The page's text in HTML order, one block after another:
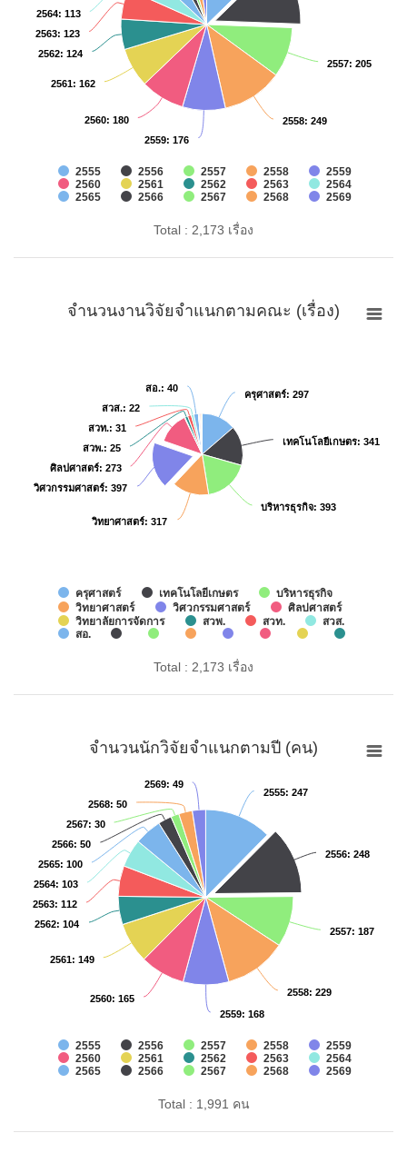
2557: 205
2557: 205
2558: 249
2558: 249
2559: 176
2559: 176
2560: 180
2560: 180
2561: 162
2561: 162
2562: 124
2562: 124
2563: 123
2563: 123
2564: 113
2564: 113
2555 2556 2557 2558
2559
2560
2561 2562 2563
2564
2565
2566 2567 2568 2569
Total : 2,173 เรื่อง
จำนวนงานวิจัยจำแนกตามคณะ (เรื่อง)
ครุศาสตร์: 297
ครุศาสตร์: 297
เทคโนโลยีเกษตร: 341
เทคโนโลยีเกษตร: 341
บริหารธุรกิจ: 393
บริหารธุรกิจ: 393
วิทยาศาสตร์: 317
วิทยาศาสตร์: 317
วิศวกรรมศาสตร์: 397
วิศวกรรมศาสตร์: 397
ศิลปศาสตร์: 273
ศิลปศาสตร์: 273
สวพ.: 25
สวพ.: 25
สวท.: 31
สวท.: 31
สวส.: 22
สวส.: 22
สอ.: 40
สอ.: 40
ครุศาสตร์ เทคโนโลยีเกษตร
บริหารธุรกิจ
วิทยาศาสตร์
วิศวกรรมศาสตร์ ศิลปศาสตร์
วิทยาลัยการจัดการ สวพ. สวท.
สวส.
สอ.
Total : 2,173 เรื่อง
จำนวนนักวิจัยจำแนกตามปี (คน)
2555: 247
2555: 247
2556: 248
2556: 248
2557: 187
2557: 187
2558: 229
2558: 229
2559: 168
2559: 168
2560: 165
2560: 165
2561: 149
2561: 149
2562: 104
2562: 104
2563: 112
2563: 112
2564: 103
2564: 103
2565: 100
2565: 100
2566: 50
2566: 50
2567: 30
2567: 30
2568: 50
2568: 50
2569: 49
2569: 49
2555 2556 2557 2558
2559
2560
2561 2562 2563
2564
2565
2566 2567 2568 2569
Total : 1,991 คน